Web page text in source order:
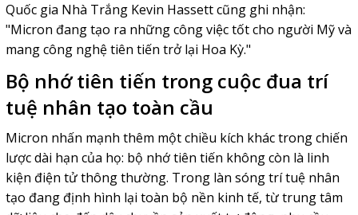
Quốc gia Nhà Trắng Kevin Hassett cũng ghi nhận:
"Micron đang tạo ra những công việc tốt cho người Mỹ và
mang công nghệ tiên tiến trở lại Hoa Kỳ."
Bộ nhớ tiên tiến trong cuộc đua trí
tuệ nhân tạo toàn cầu
Micron nhấn mạnh thêm một chiều kích khác trong chiến
lược dài hạn của họ: bộ nhớ tiên tiến không còn là linh
kiện điện tử thông thường. Trong làn sóng trí tuệ nhân
tạo đang định hình lại toàn bộ nền kinh tế, từ trung tâm